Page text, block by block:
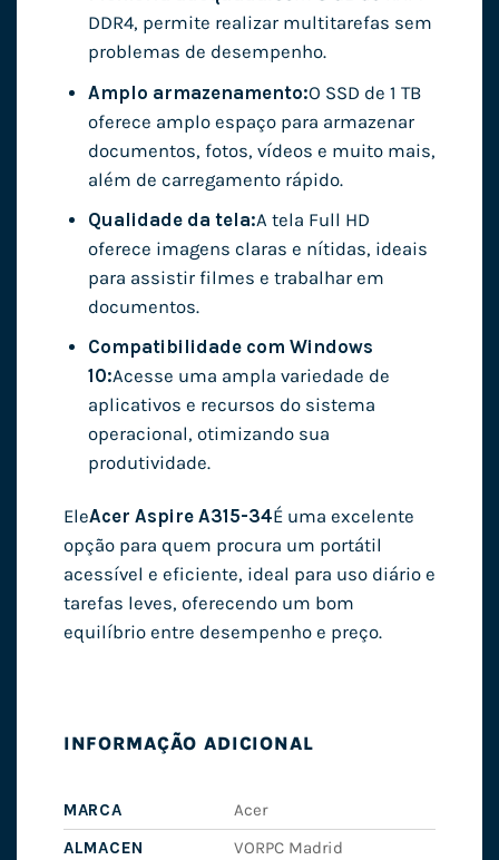
DDR4, permite realizar multitarefas sem
problemas de desempenho.
Amplo armazenamento:O SSD de 1 TB
oferece amplo espaço para armazenar
documentos, fotos, vídeos e muito mais,
além de carregamento rápido.
Qualidade da tela:A tela Full HD
oferece imagens claras e nítidas, ideais
para assistir filmes e trabalhar em
documentos.
Compatibilidade com Windows
10:Acesse uma ampla variedade de
aplicativos e recursos do sistema
operacional, otimizando sua
produtividade.
EleAcer Aspire A315-34É uma excelente
opção para quem procura um portátil
acessível e eficiente, ideal para uso diário e
tarefas leves, oferecendo um bom
equilíbrio entre desempenho e preço.
INFORMAÇÃO ADICIONAL
MARCA
Acer
ALMACEN
VORPC Madrid